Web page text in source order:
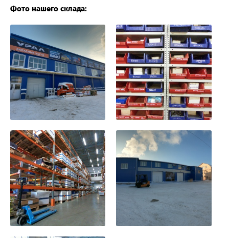
Фото нашего склада: